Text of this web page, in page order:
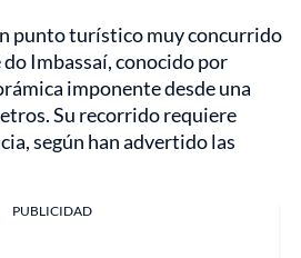
punto turístico muy concurrido
do Imbassaí, conocido por
imponente desde una
Su recorrido requiere
según han advertido las
PUBLICIDAD